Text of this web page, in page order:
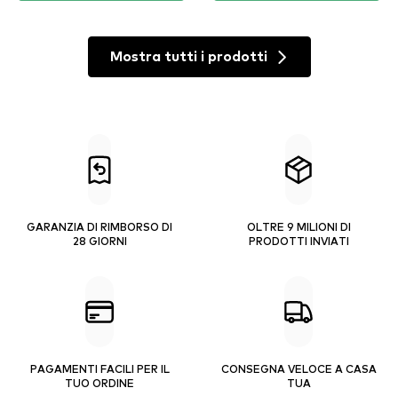
Mostra tutti i prodotti
GARANZIA DI RIMBORSO DI
28 GIORNI
OLTRE 9 MILIONI DI
PRODOTTI INVIATI
PAGAMENTI FACILI PER IL
TUO ORDINE
CONSEGNA VELOCE A CASA
TUA